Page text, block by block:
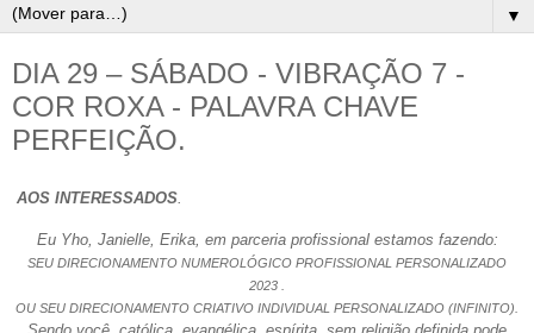
▼
DIA 29 – SÁBADO - VIBRAÇÃO 7 -
COR ROXA - PALAVRA CHAVE
PERFEIÇÃO.
AOS INTERESSADOS
Eu Yho, Janielle, Erika, em parceria profissional estamos fazendo:
SEU DIRECIONAMENTO NUMEROLÓGICO PROFISSIONAL PERSONALIZADO
2023 .
OU SEU DIRECIONAMENTO CRIATIVO INDIVIDUAL PERSONALIZADO (INFINITO).